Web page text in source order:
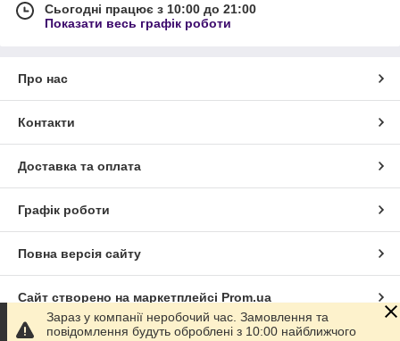
Сьогодні працює з 10:00 до 21:00
Показати весь графік роботи
Про нас
Контакти
Доставка та оплата
Графік роботи
Повна версія сайту
Сайт створено на маркетплейсі Prom.ua
Зараз у компанії неробочий час. Замовлення та
повідомлення будуть оброблені з 10:00 найближчого